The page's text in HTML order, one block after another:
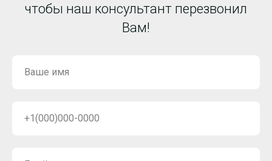
чтобы наш консультант перезвонил
Вам!